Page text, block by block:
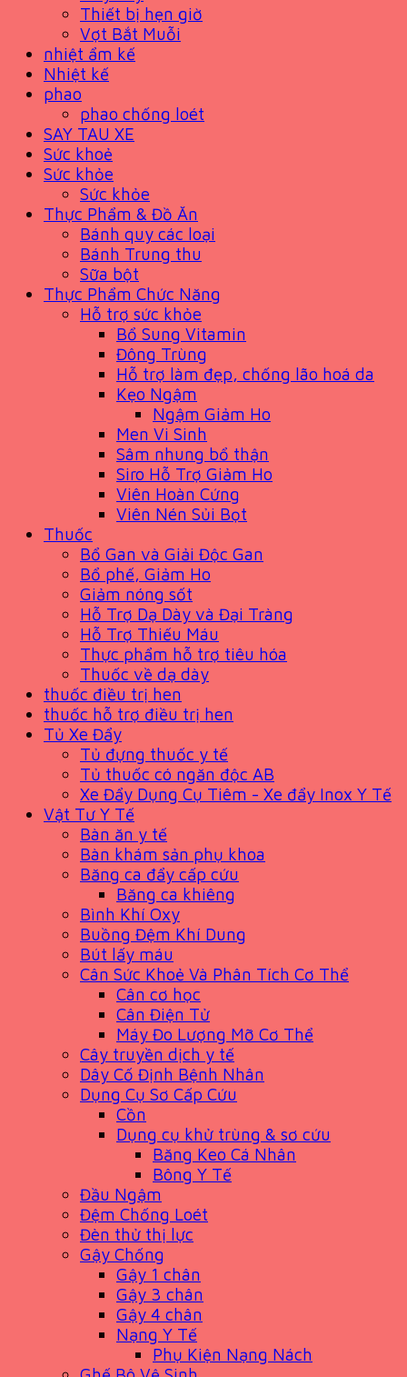
Thiết bị hẹn giờ
Vợt Bắt Muỗi
nhiệt ẩm kế
Nhiệt kế
phao
phao chống loét
SAY TAU XE
Sức khoẻ
Sức khỏe
Sức khỏe
Thực Phẩm & Đồ Ăn
Bánh quy các loại
Bánh Trung thu
Sữa bột
Thực Phẩm Chức Năng
Hỗ trợ sức khỏe
Bổ Sung Vitamin
Đông Trùng
Hỗ trợ làm đẹp, chống lão hoá da
Kẹo Ngậm
Ngậm Giảm Ho
Men Vi Sinh
Sâm nhung bổ thận
Siro Hỗ Trợ Giảm Ho
Viên Hoàn Cứng
Viên Nén Sủi Bọt
Thuốc
Bổ Gan và Giải Độc Gan
Bổ phế, Giảm Ho
Giảm nóng sốt
Hỗ Trợ Dạ Dày và Đại Tràng
Hỗ Trợ Thiếu Máu
Thực phẩm hỗ trợ tiêu hóa
Thuốc về dạ dày
thuốc điều trị hen
thuốc hỗ trợ điều trị hen
Tủ Xe Đẩy
Tủ đựng thuốc y tế
Tủ thuốc có ngăn độc AB
Xe Đẩy Dụng Cụ Tiêm - Xe đẩy Inox Y Tế
Vật Tư Y Tế
Bàn ăn y tế
Bàn khám sản phụ khoa
Băng ca đẩy cấp cứu
Băng ca khiêng
Bình Khí Oxy
Buồng Đệm Khí Dung
Bút lấy máu
Cân Sức Khoẻ Và Phân Tích Cơ Thể
Cân cơ học
Cân Điện Tử
Máy Đo Lượng Mỡ Cơ Thể
Cây truyền dịch y tế
Dây Cố Định Bệnh Nhân
Dụng Cụ Sơ Cấp Cứu
Cồn
Dụng cụ khử trùng & sơ cứu
Băng Keo Cá Nhân
Bông Y Tế
Đầu Ngậm
Đệm Chống Loét
Đèn thử thị lực
Gậy Chống
Gậy 1 chân
Gậy 3 chân
Gậy 4 chân
Nạng Y Tế
Phụ Kiện Nạng Nách